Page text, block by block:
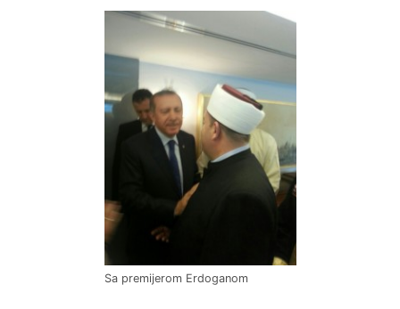
Sa premijerom Erdoganom